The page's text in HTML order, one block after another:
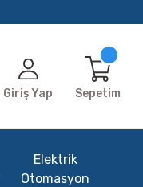
Giriş Yap Sepetim
Elektrik
Otomasyon